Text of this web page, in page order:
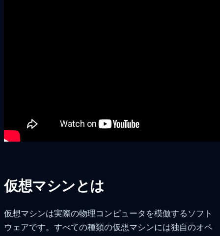
仮想マシンとは
仮想マシンは実際の物理コンピュータを模倣するソフト
ウェアです。すべての種類の仮想マシンには独自のオペ